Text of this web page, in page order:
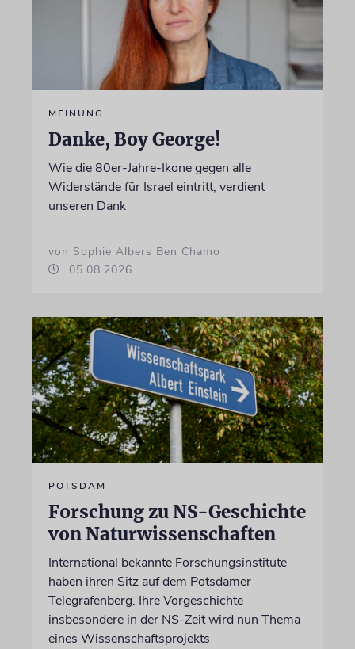
MEINUNG
Danke, Boy George!
Wie die 80er-Jahre-Ikone gegen alle
Widerstände für Israel eintritt, verdient
unseren Dank
von Sophie Albers Ben Chamo
05.08.2026
POTSDAM
Forschung zu NS-Geschichte
von Naturwissenschaften
International bekannte Forschungsinstitute
haben ihren Sitz auf dem Potsdamer
Telegrafenberg. Ihre Vorgeschichte
insbesondere in der NS-Zeit wird nun Thema
eines Wissenschaftsprojekts